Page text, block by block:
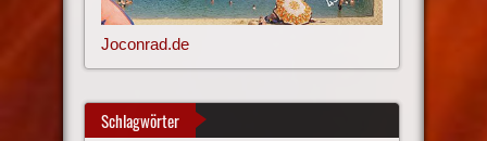
Joconrad.de
Schlagwörter